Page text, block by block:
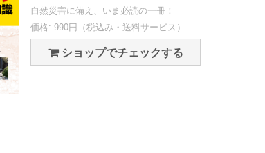
自然災害に備え、いま必読の一冊！
価格: 990円（税込み・送料サービス）
ショップでチェックする